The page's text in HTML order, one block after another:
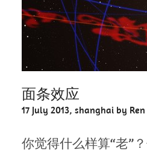
面条效应
17 July 2013, shanghai by Ren
你觉得什么样算“老”